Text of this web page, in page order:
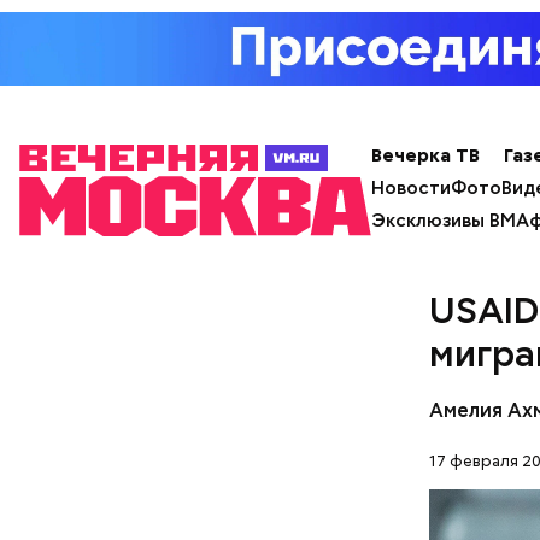
Вечерка ТВ
НовостиФото
Эксклюзивы ВМ
Амелия
17 февраля
Если вы
— Во